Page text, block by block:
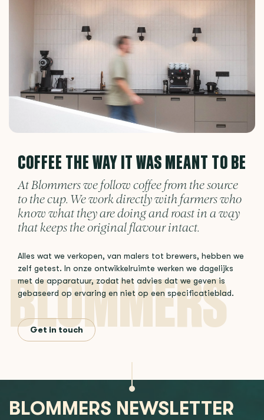
COFFEE THE WAY IT WAS MEANT TO BE
At Blommers we follow coffee from the source
to the cup. We work directly with farmers who
know what they are doing and roast in a way
that keeps the original flavour intact.
Alles wat we verkopen, van malers tot brewers, hebben we
zelf getest. In onze ontwikkelruimte werken we dagelijks
met de apparatuur, zodat het advies dat we geven is
gebaseerd op ervaring en niet op een specificatieblad.
Get in touch
BLOMMERS NEWSLETTER